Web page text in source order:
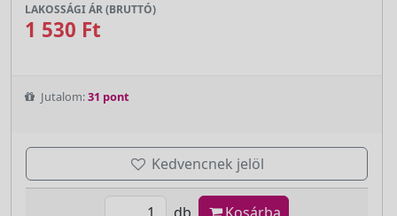
LAKOSSÁGI ÁR (BRUTTÓ)
1 530 Ft
Jutalom:31 pont
Kedvencnek jelöl